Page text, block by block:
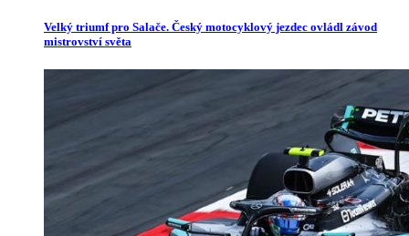
Velký triumf pro Salače. Český motocyklový jezdec ovládl závod
mistrovství světa